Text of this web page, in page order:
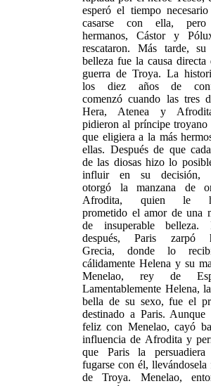
esperó el tiempo necesario
casarse con ella,
hermanos, Cástor y
rescataron. Más tarde, su
belleza fue la causa directa
guerra de Troya. La
los diez años de
comenzó cuando las tres
Hera, Atenea y
pidieron al príncipe troyano
que eligiera a la más
ellas. Después de que
de las diosas hizo lo
influir en su decisión,
otorgó la manzana de
Afrodita, quien le
prometido el amor de una
de insuperable belleza.
después, Paris zarpó
Grecia, donde lo
cálidamente Helena y su
Menelao, rey de
Lamentablemente Helena,
bella de su sexo, fue el
destinado a Paris. Aunque
feliz con Menelao, cayó
influencia de Afrodita y
que Paris la persuadiera
fugarse con él, llevándosela
de Troya. Menelao,